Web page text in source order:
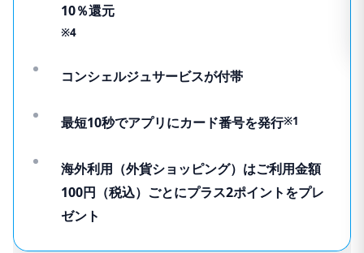
10％還元
※4
コンシェルジュサービスが付帯
最短10秒でアプリにカード番号を発行※1
海外利用（外貨ショッピング）はご利用金額
100円（税込）ごとにプラス2ポイントをプレ
ゼント